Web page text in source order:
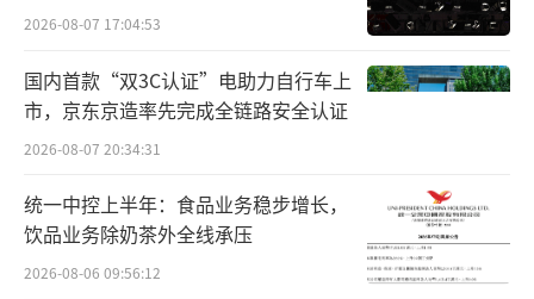
而放眼2026年，在全球流动性宽松和原油
增产的“夹击”之下，油价上下空间均有限。
摩根士丹利就预计，2026年大部分时间布
伦特原油价格将跌至50-60美元的中高区间，其
中布伦特原油在2026年第二季度将跌至50-60美
元的中间区域，然后在第四季度回升至约60美
元/桶。
2026-08-07 17:04:53
国内首款“双3C认证”电助力自行车上
市，京东京造率先完成全链路安全认证
2026-08-07 20:34:31
统一中控上半年：食品业务稳步增长，
饮品业务除奶茶外全线承压
2026-08-06 09:56:12